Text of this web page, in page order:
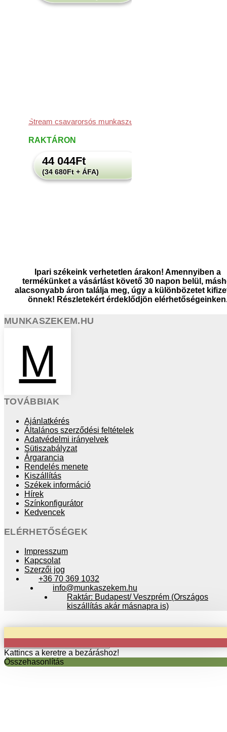
Stream csavarorsós munkaszék
RAKTÁRON
44 044Ft
(34 680Ft + ÁFA)
Ipari székeink verhetetlen árakon! Amennyiben a
termékünket a vásárlást követő 30 napon belül,
alacsonyabb áron találja meg, úgy a különbözetet
önnek! Részletekért érdeklődjön
MUNKASZEKEM.HU
M
TOVÁBBIAK
Ajánlatkérés
Általános szerződési feltételek
Adatvédelmi irányelvek
Sütiszabályzat
Árgarancia
Rendelés menete
Kiszállítás
Székek információ
Hírek
Színkonfigurátor
Kedvencek
ELÉRHETŐSÉGEK
Impresszum
Kapcsolat
Szerzői jog
+36 70 369 1032
info@munkaszekem.hu
Raktár: Budapest/ Veszprém (Országos
kiszállítás akár másnapra is)
Kattincs a keretre a bezáráshoz!
Összehasonlítás